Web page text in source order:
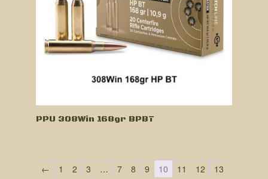
PPU 308Win 168gr BPBT
← 1 2 3 … 7 8 9 10 11 12
13